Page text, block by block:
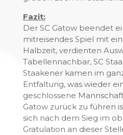
Fazit:
Der SC Gatow beendet
mitreisendes Spiel mit
Halbzeit, verdienten
Tabellennachbar, SC
Staakener kamen im
Entfaltung, was wieder
geschlossene
Gatow zurück zu führen
sich nach dem Sieg im
Gratulation an dieser